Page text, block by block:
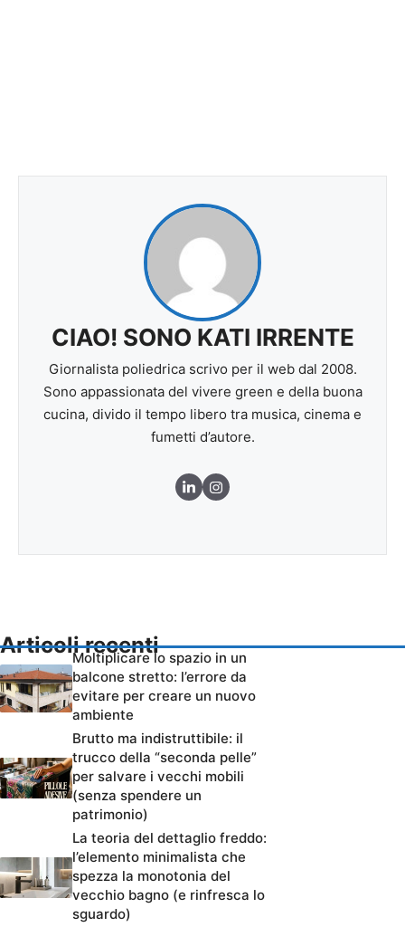
CIAO! SONO KATI IRRENTE
Giornalista poliedrica scrivo per il web dal 2008.
Sono appassionata del vivere green e della buona
cucina, divido il tempo libero tra musica, cinema e
fumetti d’autore.
Articoli recenti
Moltiplicare lo spazio in un
balcone stretto: l’errore da
evitare per creare un nuovo
ambiente
Brutto ma indistruttibile: il
trucco della “seconda pelle”
per salvare i vecchi mobili
(senza spendere un
patrimonio)
La teoria del dettaglio freddo:
l’elemento minimalista che
spezza la monotonia del
vecchio bagno (e rinfresca lo
sguardo)